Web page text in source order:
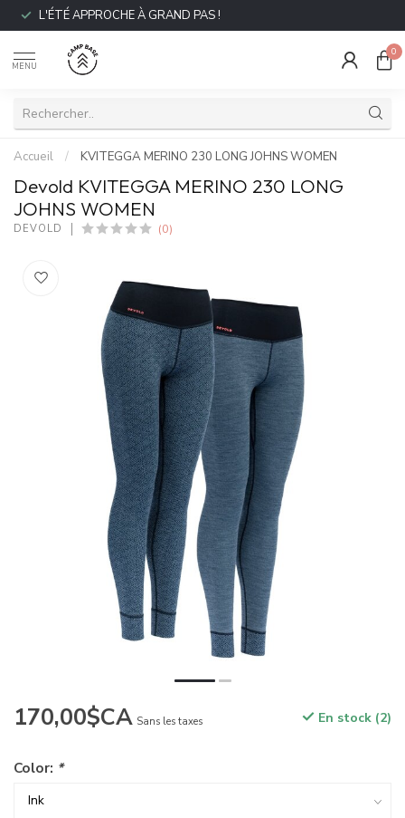
L'ÉTÉ APPROCHE À GRAND PAS !
MENU
0
Accueil / KVITEGGA MERINO 230 LONG JOHNS WOMEN
Devold KVITEGGA MERINO 230 LONG
JOHNS WOMEN
DEVOLD (0)
170,00$CA Sans les taxes En stock (2)
Color: *